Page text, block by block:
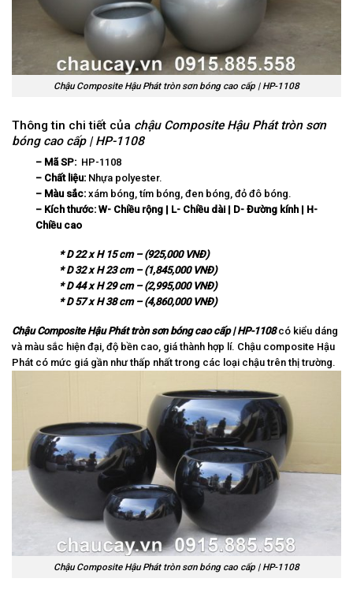
Chậu Composite Hậu Phát tròn sơn bóng cao cấp | HP-1108
Thông tin chi tiết của chậu Composite Hậu Phát tròn sơn
bóng cao cấp | HP-1108
– Mã SP: HP-1108
– Chất liệu: Nhựa polyester.
– Màu sắc: xám bóng, tím bóng, đen bóng, đỏ đô bóng.
– Kích thước: W- Chiều rộng | L- Chiều d ài | D- Đường kính | H-
Chiều cao
* D 22 x H 15 cm – (925,000 VNĐ)
* D 32 x H 23 cm – (1,845,000 VNĐ)
* D 44 x H 29 cm – (2,995,000 VNĐ)
* D 57 x H 38 cm – (4,860,000 VNĐ)
Chậu Composite Hậu Phát tròn sơn bóng cao cấp | HP-1108có kiểu dáng
và màu sắc hiện đại, độ bền cao, giá thành hợp lí. Chậu composite Hậu
Phát có mức giá gần như thấp nhất trong các loại chậu trên thị trường.
Chậu Composite Hậu Phát tròn sơn bóng cao cấp | HP-1108